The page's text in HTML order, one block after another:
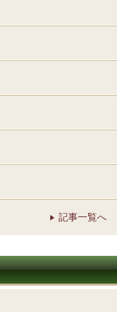
記事一覧へ